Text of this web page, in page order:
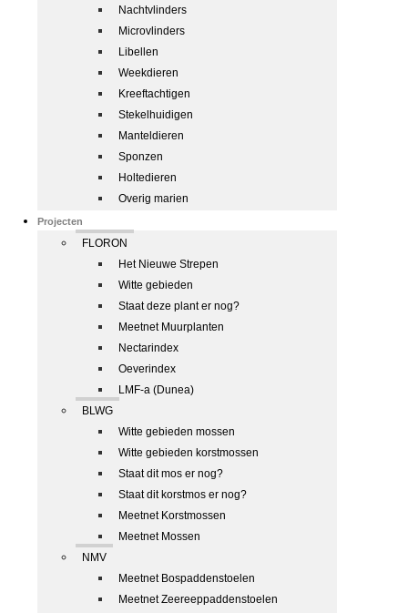
Nachtvlinders
Microvlinders
Libellen
Weekdieren
Kreeftachtigen
Stekelhuidigen
Manteldieren
Sponzen
Holtedieren
Overig marien
Projecten
FLORON
Het Nieuwe Strepen
Witte gebieden
Staat deze plant er nog?
Meetnet Muurplanten
Nectarindex
Oeverindex
LMF-a (Dunea)
BLWG
Witte gebieden mossen
Witte gebieden korstmossen
Staat dit mos er nog?
Staat dit korstmos er nog?
Meetnet Korstmossen
Meetnet Mossen
NMV
Meetnet Bospaddenstoelen
Meetnet Zeereeppaddenstoelen